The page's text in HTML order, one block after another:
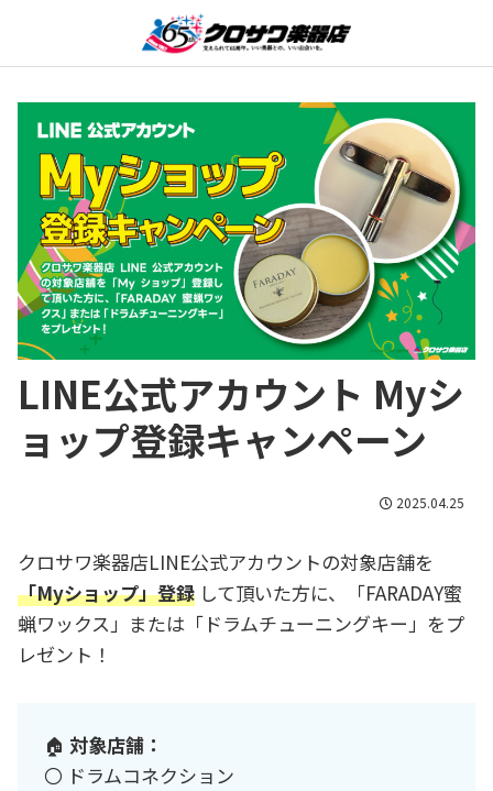
LINE公式アカウント Myシ
ョップ登録キャンペーン
2025.04.25
クロサワ楽器店LINE公式アカウントの対象店舗を
「Myショップ」登録 して頂いた方に、「FARADAY蜜
蝋ワックス」または「ドラムチューニングキー」をプ
レゼント！
🏠 対象店舗：
〇 ドラムコネクション